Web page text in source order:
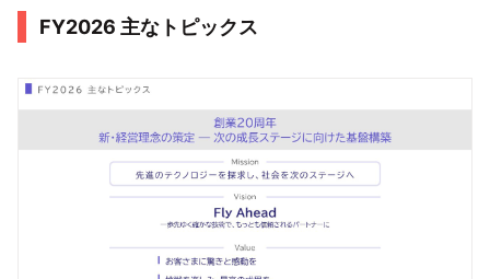
FY2026 主なトピックス